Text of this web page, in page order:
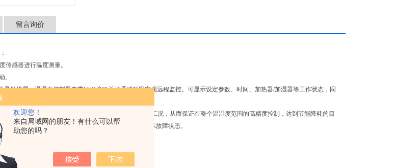
欢迎您！
来自局域网的朋友！有什么可以帮
助您的吗？
留言询价
传感器进行温度测量。
。
晶触摸屏，温湿度控制器自带USB接口并可通过联网实现远程监控。可显示设定参数、时间、加热器/加湿器等工作状态，同
化控制软件系统，具备自动组合加热，加湿等子系统的工况，从而保证在整个温湿度范围的高精度控制，达到节能降耗的目
显示，报警，如当试验箱发生异常时，控制器自动显示故障状态。